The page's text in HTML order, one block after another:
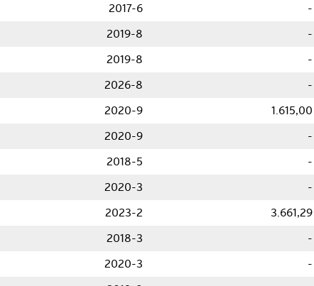
2017-6 -
2019-8 -
2019-8 -
2026-8 -
2020-9 1.615,00
2020-9 -
2018-5 -
2020-3 -
2023-2 3.661,29
2018-3 -
2020-3 -